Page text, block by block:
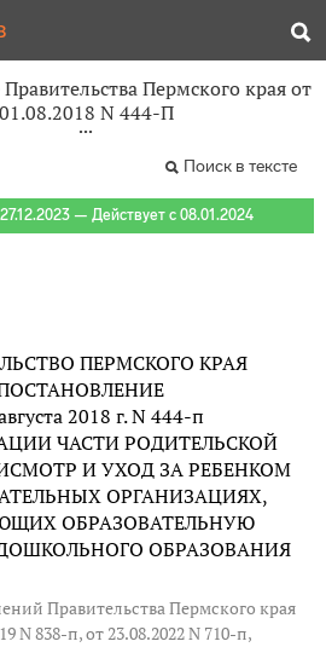
Пермского края от
01.08.2018 N 444-П
Поиск в тексте
— Действует с 08.01.2024
ПЕРМСКОГО КРАЯ
2018 г. N 444-п
ЧАСТИ РОДИТЕЛЬСКОЙ
И УХОД ЗА РЕБЕНКОМ
ОРГАНИЗАЦИЯХ,
ОБРАЗОВАТЕЛЬНУЮ
ОБРАЗОВАНИЯ
Правительства Пермского края
N 838-п, от 23.08.2022 N 710-п,